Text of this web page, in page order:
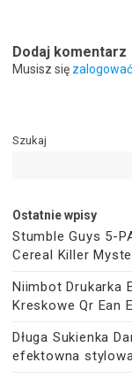
Dodaj komentarz
Musisz się zalogować
Szukaj
Ostatnie wpisy
Stumble Guys 5-
Cereal Killer
Niimbot Drukarka
Kreskowe Qr Ean
Długa Sukienka
efektowna